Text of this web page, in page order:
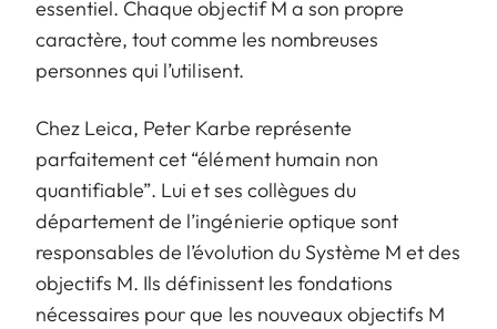
essentiel. Chaque objectif M a son propre
caractère, tout comme les nombreuses
personnes qui l’utilisent.
Chez Leica, Peter Karbe représente
parfaitement cet “élément humain non
quantifiable”. Lui et ses collègues du
département de l’ingénierie optique sont
responsables de l’évolution du Système M et des
objectifs M. Ils définissent les fondations
nécessaires pour que les nouveaux objectifs M